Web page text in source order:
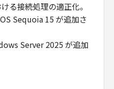
関連会社、それらの販
許諾ソフトウエア」
ら生ずるいかなる損害
派生的または付随的な
されない）につい
る接続処理の適正化。
Sequoia 15 が追加さ
Server 2025 が追加